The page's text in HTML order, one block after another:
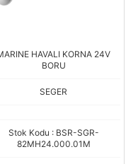
HAVALI KORNA 24V
BORU
SEGER
Stok Kodu : BSR-SGR-
82MH24.000.01M